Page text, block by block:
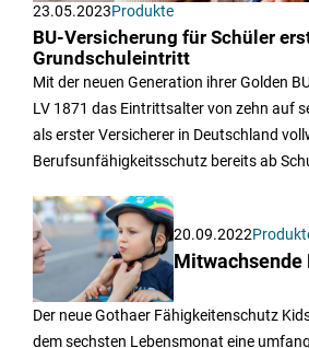
23.05.2023Produkte
BU-Versicherung für Schüler
Grundschuleintritt
Mit der neuen Generation ihrer Golden
LV 1871 das Eintrittsalter von zehn auf
als erster Versicherer in Deutschland
Berufsunfähigkeitsschutz bereits ab
20.09.2022
Mitwachsende
Der neue Gothaer Fähigkeitenschutz
dem sechsten Lebensmonat eine